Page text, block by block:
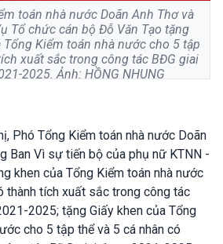
toán nhà nước Doãn Anh Thơ và
Tổ chức cán bộ Đỗ Văn Tạo tặng
Tổng Kiểm toán nhà nước cho 5 tập
xuất sắc trong công tác BĐG giai
2025. Ảnh: HỒNG NHUNG
Phó Tổng Kiểm toán nhà nước Doãn
Ban Vì sự tiến bộ của phụ nữ KTNN -
khen của Tổng Kiểm toán nhà nước
thành tích xuất sắc trong công tác
2025; tặng Giấy khen của Tổng
cho 5 tập thể và 5 cá nhân có